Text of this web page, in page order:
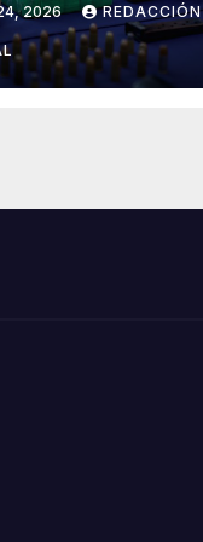
en
contra la
2026 REDACCIÓN